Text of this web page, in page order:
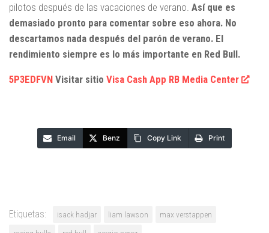
pilotos después de las vacaciones de verano. Así que es
demasiado pronto para comentar sobre eso ahora. No
descartamos nada después del parón de verano. El
rendimiento siempre es lo más importante en Red Bull.
5P3EDFVN Visitar sitio Visa Cash App RB Media Center
Email Benz Copy Link Print
Etiquetas: isack hadjar liam lawson
max verstappen